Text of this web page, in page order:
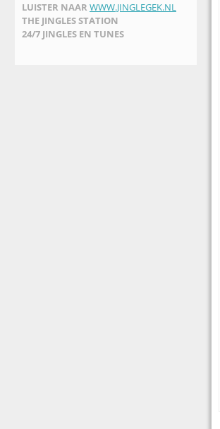
LUISTER NAAR WWW.JINGLEGEK.NL
THE JINGLES STATION
24/7 JINGLES EN TUNES